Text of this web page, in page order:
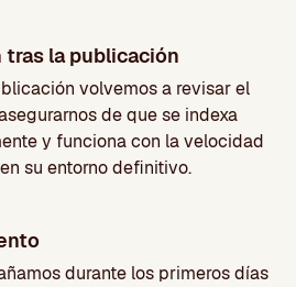
tras la publicación
volvemos a revisar el
de que se indexa
y funciona con la velocidad
su entorno definitivo.
durante los primeros días